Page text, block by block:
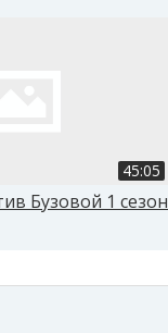
45:05
Бузовой 1 сезон